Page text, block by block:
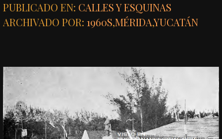
PUBLICADO EN: CALLES Y ESQUINAS
ARCHIVADO POR:1960S,MÉRIDA,YUCATÁN